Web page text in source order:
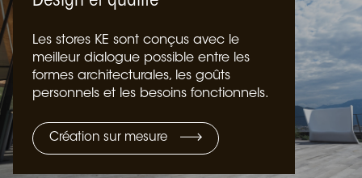
Les stores KE sont conçus avec le
meilleur dialogue possible entre les
formes architecturales, les goûts
personnels et les besoins fonctionnels.
Création sur mesure